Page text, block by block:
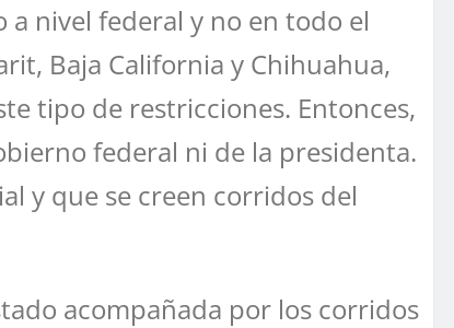
nivel federal y no en todo el
Baja California y Chihuahua,
tipo de restricciones. Entonces,
federal ni de la presidenta.
y que se creen corridos del
acompañada por los corridos